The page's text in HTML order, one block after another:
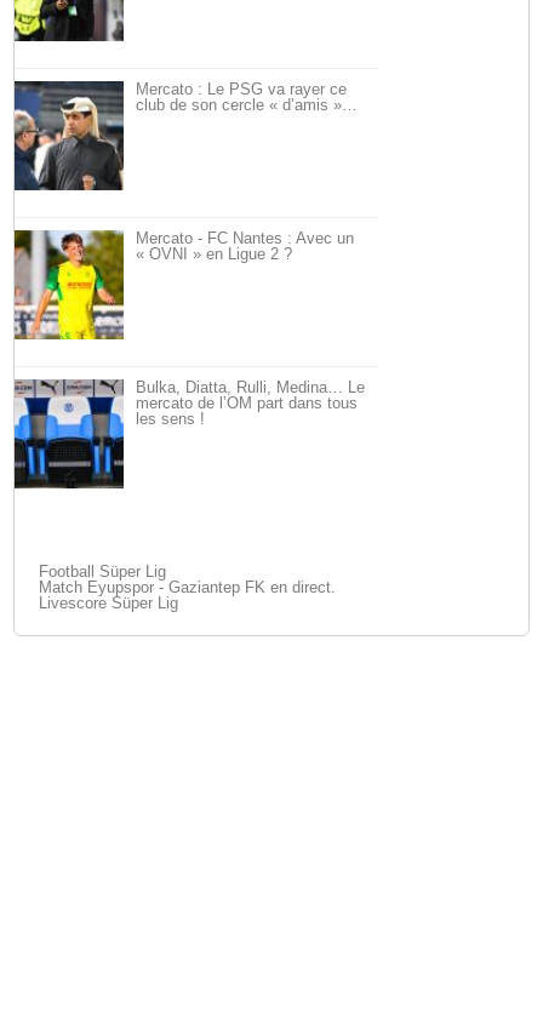
Mercato : Le PSG va rayer ce
club de son cercle « d’amis »…
Mercato - FC Nantes : Avec un
« OVNI » en Ligue 2 ?
Bulka, Diatta, Rulli, Medina… Le
mercato de l’OM part dans tous
les sens !
Football Süper Lig
Match Eyupspor - Gaziantep FK en direct.
Livescore Süper Lig